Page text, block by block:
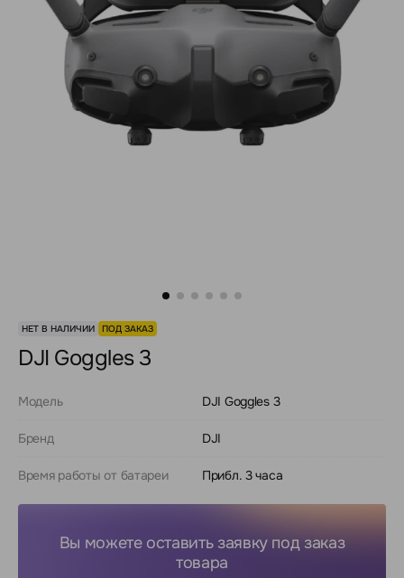
НЕТ В НАЛИЧИИ ПОД ЗАКАЗ
DJI Goggles 3
Модель DJI Goggles 3
Бренд DJI
Время работы от батареи Прибл. 3 часа
Вы можете оставить заявку под заказ
товара